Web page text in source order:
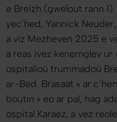
e Breizh (gwelout rann
yec’hed, Yannick
a viz Mezheven 2025 e
a reas ivez kenemglev
ospitalioù trummadoù
ar-Bed. Brasaat « ar
boutin » eo ar pal, hag
ospital Karaez, a vez